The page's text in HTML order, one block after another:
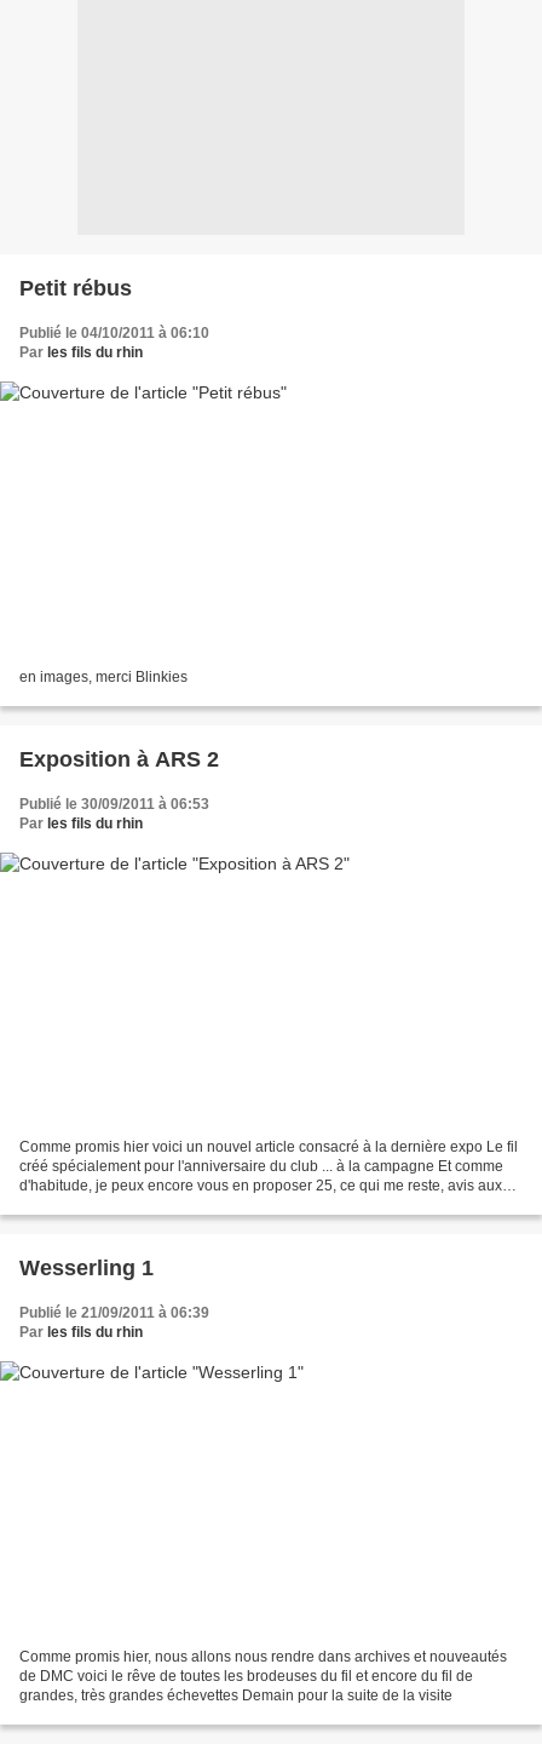
Petit rébus
Publié le 04/10/2011 à 06:10
Par les fils du rhin
en images, merci Blinkies
Exposition à ARS 2
Publié le 30/09/2011 à 06:53
Par les fils du rhin
Comme promis hier voici un nouvel article consacré à la dernière expo Le fil
créé spécialement pour l'anniversaire du club ... à la campagne Et comme
d'habitude, je peux encore vous en proposer 25, ce qui me reste, avis aux
Wesserling 1
Publié le 21/09/2011 à 06:39
Par les fils du rhin
Comme promis hier, nous allons nous rendre dans archives et nouveautés
de DMC voici le rêve de toutes les brodeuses du fil et encore du fil de
grandes, très grandes échevettes Demain pour la suite de la visite